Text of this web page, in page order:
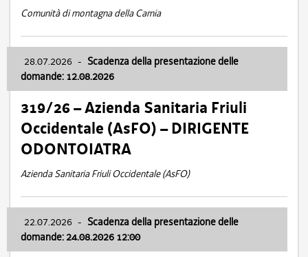
Comunità di montagna della Carnia
28.07.2026 - Scadenza della presentazione delle
domande: 12.08.2026
319/26 – Azienda Sanitaria Friuli
Occidentale (AsFO) – DIRIGENTE
ODONTOIATRA
Azienda Sanitaria Friuli Occidentale (AsFO)
22.07.2026 - Scadenza della presentazione delle
domande: 24.08.2026 12:00